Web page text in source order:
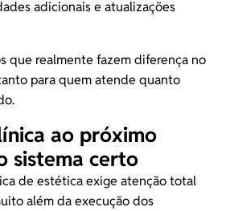
adicionais e atualizações
que realmente fazem diferença no
para quem atende quanto
ao próximo
sistema certo
de estética exige atenção total
além da execução dos